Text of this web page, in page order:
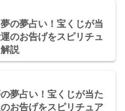
夢の夢占い！宝くじが当
のお告げをスピリチュ
説
の夢占い！宝くじが当た
お告げをスピリチュア